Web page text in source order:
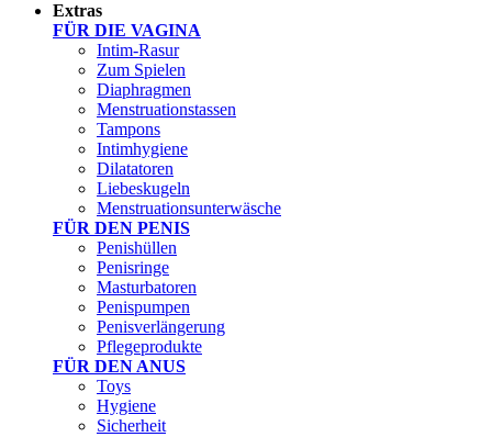
Extras
FÜR DIE VAGINA
Intim-Rasur
Zum Spielen
Diaphragmen
Menstruationstassen
Tampons
Intimhygiene
Dilatatoren
Liebeskugeln
Menstruationsunterwäsche
FÜR DEN PENIS
Penishüllen
Penisringe
Masturbatoren
Penispumpen
Penisverlängerung
Pflegeprodukte
FÜR DEN ANUS
Toys
Hygiene
Sicherheit